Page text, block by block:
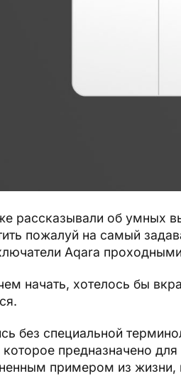
рассказывали об умных
пожалуй на самый
Aqara
начать, хотелось бы
без специальной
которое предназначено
примером из